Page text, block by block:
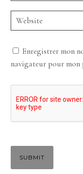
Enregistrer mon
navigateur pour mon